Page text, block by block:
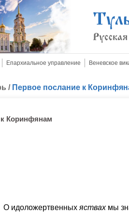
Епархиальное управление Веневское
/ Первое послание к
Коринфянам
О идоложертвенных яствахмы